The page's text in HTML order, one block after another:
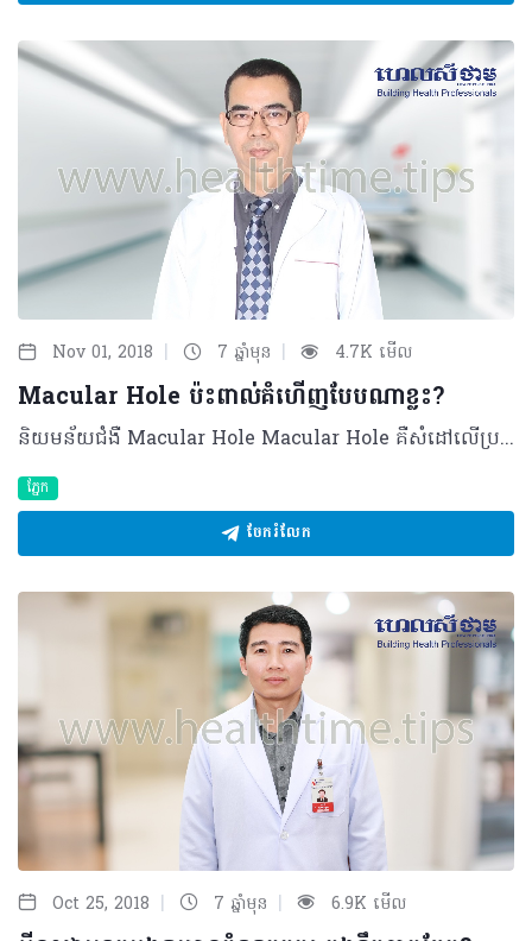
Nov 01, 2018 | 7 ឆ្នាំមុន | 4.7K មើល
Macular Hole ប៉ះពាល់គំហើញបែបណាខ្លះ?
និយមន័យជំងឺ Macular Hole Macular Hole គឺសំដៅលើប្រហោងប្រស្រីបាតភ្នែកនៅពីក្រោយកូនក្រមុំភ្នែក ជាទីតាំងសំខាន់ដែលសរសៃប្រសាទភ្នែកទទួលរូបភាព ពន្លឺ និងព័ត៌មានឲ្យភ្នែកអាចមើលឃើញ។ Macular Hole ត្រូវបានបែងចែកទៅតាមរូបរាង ដែលរួមមាន ២ធំៗខាងក្រោម៖ -Full Thickness Macular Hole៖ សំដៅទៅលើរន្ធប្រស្រីភ្នែកខូចទាំងស្រុងបង្កើតបានជាប្រហោង។ ពេលនោះគំហើញរបស់អ្នកជំងឺចាប់ផ្តើមធ្លាក់ចុះ ហើយមើលឃើញខ្មៅកណ្តាល ឬជួនកាល ឃើញដូចទឹករលកជាដើម។ -Partial-Thickness MacularHole៖ អ្នកជំងឺមិនទាន់មានការប៉ះពាល់ដល់គំហើញធ្ងន់ធ្ងរនោះទេ ដែលពួកគាត់អាចមើលឃើញច្បាស់នៅឡើយ ឬគំហើញអាចនឹងថយចុះប្រហាក់ប្រហែល ៥០ភាគរយ ឬក៏អាចឃើញរូបភាពវៀច។ មូលហេតុ និងកត្តាជំរុញ - ៨០ ភាគរយនៃ Macular Hole ទាក់ទងនឹងវ័យ ពិសេសចាប់ពី ៦០ ទៅ៧០ឆ្នាំ ដែលកើតលើស្រ្តី ច្រើនជាងបុរសពីរដង។ - អ្នកដែលមានជំងឺលើសរសៃឈាមបាតភ្នែកដូចជា អ្នកជំងឺលើសឈាម ទឹកនោមផ្អែម អ្នកជំងឺស្ទះសរសៃឈាមបាតភ្នែក ឬអ្នកជំងឺ AMD(ជំងឺខូចបាតភ្នែកម៉្យាងដោយសារវ័យចំណាស់)។ - ការប៉ះទង្គិចជាមួយវត្ថុទាលចំភ្នែក ដែលធ្វើឲ្យខូចរចនាសម្ព័ន្ធភ្នែកខាងក្នុង។ - អ្នកជំងឺដែលធ្លាប់បានព្យាបាលដោយកាំរស្មីឡាស៊ែរ (ករណីកម្រ)។ សញ្ញាសម្គាល់ អ្នកជំងឺ Macular Hole មិនបង្ហាញជាសញ្ញាឈឺចាប់អ្វីនោះទេ ភាគច្រើន គាត់រកឃើញចៃដន្យដោយខ្លួនឯងនូវអាការៈ ដូចជាស្រវាំងផ្សែងៗពិបាកក្នុងការមើលជិត និងឆ្ងាយ ឃើញរូបភាពឬអក្សរតូចជាងភ្នែកម្ខាងទៀត ហើយអាចមានស្រមោលខ្មៅនៅចំកណ្តាល ឬទឹករលក។ ពេលខ្លះអ្នកជំងឺអាចសង្កេតឃើញថា ភ្នែកចាញ់ពន្លឺខុសធម្មតាជាដើម។ យន្តការនៃ Macular Hole - ទ្រឹស្តីពីមុន៖ កំណត់ថា កាលណាដល់អាយុ៦០ឆ្នាំឡើង សរសៃប្រសាទនៅត្រង់ប្រស្រីបាតភ្នែកចាប់ផ្តើមបង្កើតឲ្យមានកូនប្រហោងតូចដុះ យូរទៅក៏ក្លាយទៅជា Macular Hole។ - ទ្រឹស្តីបច្ចុប្បន្ន៖ ធម្មតា នៅផ្នែកខាងលើរបស់ស្រទាប់រ៉េទីន (សរសៃប្រសាទបាតភ្នែក) មានសរីរាង្គមួយហៅថា Vitreous body ស្ថិតជាប់នឹងផ្ទៃខាងលើនៃស្រទាប់រ៉េទីន។ នៅពេលអាយុកាន់តែច្រើន Vitreous body ចាប់ផ្តើមផ្លាស់ប្តូររូបរាងទៅជាមិនស្អិតតោងជាប់ ដែលបណ្តាលឲ្យទាញប្រស្រីបាតភ្នែកខូចទ្រង់ទ្រាយ។ ការធ្វើរោគវិនិច្ឆ័យនៃ Macular Hole ករណីសង្ស័យ អ្នកជំងឺនឹងតម្រូវឲ្យពិនិត្យបាតភ្នែក(Fundoscopy) ហើយម៉្យាងវិញទៀត គ្រូពេទ្យអាចនឹងពិនិត្យដោយប្រើឧបករណ៍វិភាគឈ្មោះOptical Coherence Tomography(OCT)ដើម្បីដឹងពីទំហំនៃប្រហោង និងអាចសន្និដ្ឋានពីលទ្ធភាពក្នុងការព្យាបាល។ ការព្យាបាល និងការពារ អ្នកជំងឺ Macular Hole ត្រូវព្យាបាលដោយការវះកាត់បូមយក Vitreous body នេះចេញ បន្ទាប់មកចាក់ហ្គាសទៅភ្ជិតរន្ធនោះ ដែលអាចនឹងតម្រូវឲ្យអ្នកជំងឺគេងផ្កាប់មុខប្រហែល១០ថ្ងៃ។ ប្រសិនមិនបានទទួលការព្យាបាលត្រឹមត្រូវ ឬយឺតយ៉ាវអាចប៉ះពាល់ដល់ទីតាំងគំហើញ នឹងអាចវិវឌ្ឍទៅជាគំហើញខ្សោយ ។ ដើម្បីការពារពី Macular Hole ចាំបាច់ត្រូវអញ្ជើញមកពិនិត្យភ្នែកជាប្រចាំ យ៉ាងហោចណាស់មួយឆ្នាំម្តងទោះបីគ្មានសញ្ញាអ្វីក៏ដោយ ជាពិសេសមនុស្សដែលមានវ័យចាប់ពី ៥០ឆ្នាំឡើង ឬក៏មានជំងឺរ៉ាំរ៉ៃមួយចំនួនដូចជា ជំងឺទឹកនោមផ្អែម ជំងឺលើសសម្ពាធឈាម មានប្រវត្តិប៉ះទង្គិចភ្នែក ឬអ្នកមានកម្រិតម៉្ញូបខ្ពស់ (ចាប់ពី ៥០០ ដឺក្រេឡើង) …… សម្រាប់វេជ្ជបណ្ឌិតទូទៅ ប្រសិនបើមានអ្នកជំងឺត្អូញប្រាប់ថា គាត់មើលឃើញស្រមោលតូចខ្មៅធ្វើចលនាក្នុង ឬផ្នែកកន្ទុយភ្នែក សូមមេត្តាណែនាំអ្នកជំងឺឲ្យមកជួបពិភាក្សាជាមួយវេជ្ជបណ្ឌិតឯកទេសភ្នែក ដើម្បីកំណត់រោគវិនិច្ឆ័យ និងព្យាបាលឲ្យបានទាន់ពេលវេលា។ បកស្រាយដោយ៖ វេជ្ជបណ្ឌិត សាលី ធារិទ្ធ ឯកទេសជាន់ខ្ពស់ជំងឺបាតភ្នែក និងជាប្រធានផ្នែកឯកទេសបាតភ្នែកនៃមន្ទីរពេទ្យមិត្តភាពខ្មែរ-សូវៀត ©2018 រក្សាសិទ្ធិគ្រប់យ៉ាង​ដោយ Healthtime Corporation ចំពោះគ្រប់អត្ថបទដោយគ្មានផ្នែកណាមួយត្រូវបោះពុម្ពផ្សាយចូលប្រព័ន្ធអ៊ីនធឺណែត ឧបករណ៍អេឡិចត្រូនិក អាត់ជាសំឡេង ឬថតចំលងគ្រប់រូបភាពដោយគ្មានការអនុញ្ញាតឡើយ
ភ្នែក
ចែករំលែក
Oct 25, 2018 | 7 ឆ្នាំមុន | 6.9K មើល